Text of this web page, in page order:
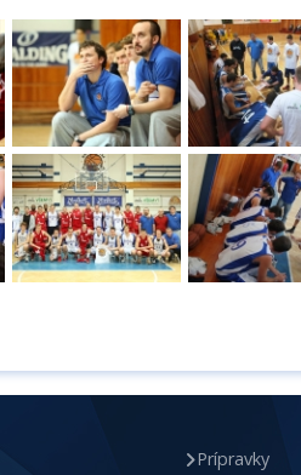
Prípravky